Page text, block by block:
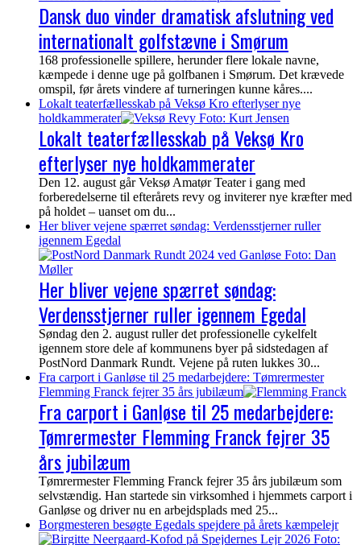
Dansk duo vinder dramatisk afslutning ved
internationalt golfstævne i Smørum
168 professionelle spillere, herunder flere lokale navne,
kæmpede i denne uge på golfbanen i Smørum. Det krævede
omspil, før årets vindere af turneringen kunne kåres....
Lokalt teaterfællesskab på Veksø Kro efterlyser nye
holdkammerater
Lokalt teaterfællesskab på Veksø Kro
efterlyser nye holdkammerater
Den 12. august går Veksø Amatør Teater i gang med
forberedelserne til efterårets revy og inviterer nye kræfter med
på holdet – uanset om du...
Her bliver vejene spærret søndag: Verdensstjerner ruller
igennem Egedal
Her bliver vejene spærret søndag:
Verdensstjerner ruller igennem Egedal
Søndag den 2. august ruller det professionelle cykelfelt
igennem store dele af kommunens byer på sidstedagen af
PostNord Danmark Rundt. Vejene på ruten lukkes 30...
Fra carport i Ganløse til 25 medarbejdere: Tømrermester
Flemming Franck fejrer 35 års jubilæum
Fra carport i Ganløse til 25 medarbejdere:
Tømrermester Flemming Franck fejrer 35
års jubilæum
Tømrermester Flemming Franck fejrer 35 års jubilæum som
selvstændig. Han startede sin virksomhed i hjemmets carport i
Ganløse og driver nu en arbejdsplads med 25...
Borgmesteren besøgte Egedals spejdere på årets kæmpelejr